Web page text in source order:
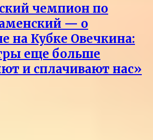
чемпион по
— о
на Кубке Овечкина:
еще больше
и сплачивают нас»